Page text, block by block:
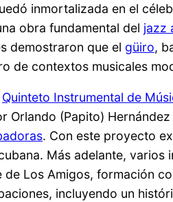
inmortalizada en el
obra fundamental del jazz
demostraron que el güiro,
de contextos musicales
Quinteto Instrumental de
Orlando (Papito) Hernández
. Con este proyecto
Más adelante, varios
Los Amigos, formación
incluyendo un